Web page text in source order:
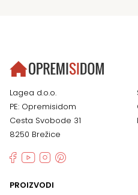
Lagea d.o.o.
PE: Opremisidom
Cesta Svobode 31
8250 Brežice
PROIZVODI